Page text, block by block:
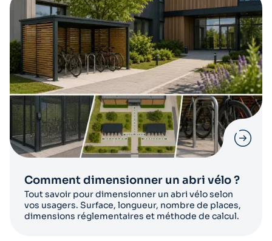
Comment dimensionner un abri vélo ?
Tout savoir pour dimensionner un abri vélo selon
vos usagers. Surface, longueur, nombre de places,
dimensions réglementaires et méthode de calcul.